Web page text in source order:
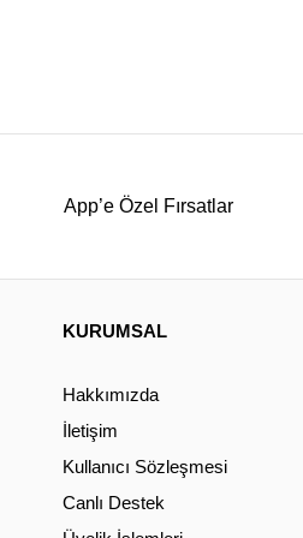
App’e Özel Fırsatlar
KURUMSAL
Hakkımızda
İletişim
Kullanıcı Sözleşmesi
Canlı Destek